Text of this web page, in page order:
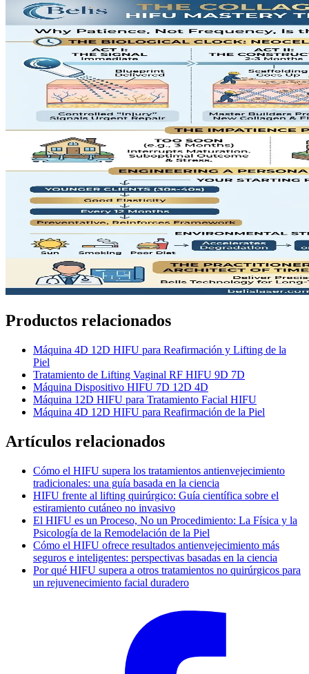
Productos relacionados
Máquina 4D 12D HIFU para Reafirmación y Lifting de la
Piel
Tratamiento de Lifting Vaginal RF HIFU 9D 7D
Máquina Dispositivo HIFU 7D 12D 4D
Máquina 12D HIFU para Tratamiento Facial HIFU
Máquina 4D 12D HIFU para Reafirmación de la Piel
Artículos relacionados
Cómo el HIFU supera los tratamientos antienvejecimiento
tradicionales: una guía basada en la ciencia
HIFU frente al lifting quirúrgico: Guía científica sobre el
estiramiento cutáneo no invasivo
El HIFU es un Proceso, No un Procedimiento: La Física y la
Psicología de la Remodelación de la Piel
Cómo el HIFU ofrece resultados antienvejecimiento más
seguros e inteligentes: perspectivas basadas en la ciencia
Por qué HIFU supera a otros tratamientos no quirúrgicos para
un rejuvenecimiento facial duradero